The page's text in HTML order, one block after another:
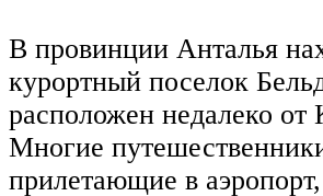
В провинции Анталья
курортный поселок
расположен недалеко от
Многие
прилетающие в аэропорт,